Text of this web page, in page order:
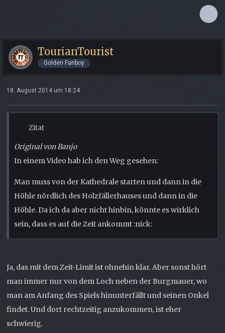
TourianTourist
Golden Fanboy
18. August 2014 um 18:24
Zitat
Original von Banjo
In einem Video hab ich den Weg gesehen:
Man muss von der Kathedrale starten und dann in die
Höhle nördlich des Holzfällerhauses und dann in die
Höhle. Da ich da aber nicht hinbin, könnte es wirklich
sein, dass es auf die Zeit ankommt :nick:
Ja, das mit dem Zeit-Limit ist ohnehin klar. Aber sonst hört
man immer nur von dem Loch neben der Burgmauer, wo
man am Anfang des Spiels hinunterfällt und seinen Onkel
findet. Und dort rechtzeitig anzukommen, ist eher
schwierig.